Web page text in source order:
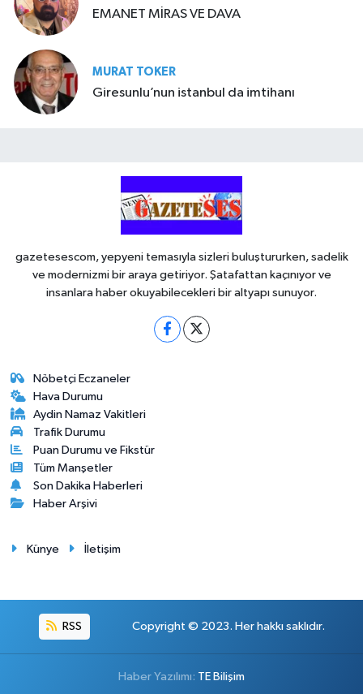
EMANET MİRAS VE DAVA
MURAT TOKER
Giresunlu’nun istanbul da imtihanı
gazetesescom, yepyeni temasıyla sizleri buluştururken, sadelik
ve modernizmi bir araya getiriyor. Şatafattan kaçınıyor ve
insanlara haber okuyabilecekleri bir altyapı sunuyor.
Nöbetçi Eczaneler
Hava Durumu
Aydin Namaz Vakitleri
Trafik Durumu
Puan Durumu ve Fikstür
Tüm Manşetler
Son Dakika Haberleri
Haber Arşivi
Künye İletişim
RSS Copyright © 2023. Her hakkı saklıdır.
Haber Yazılımı: TE Bilişim